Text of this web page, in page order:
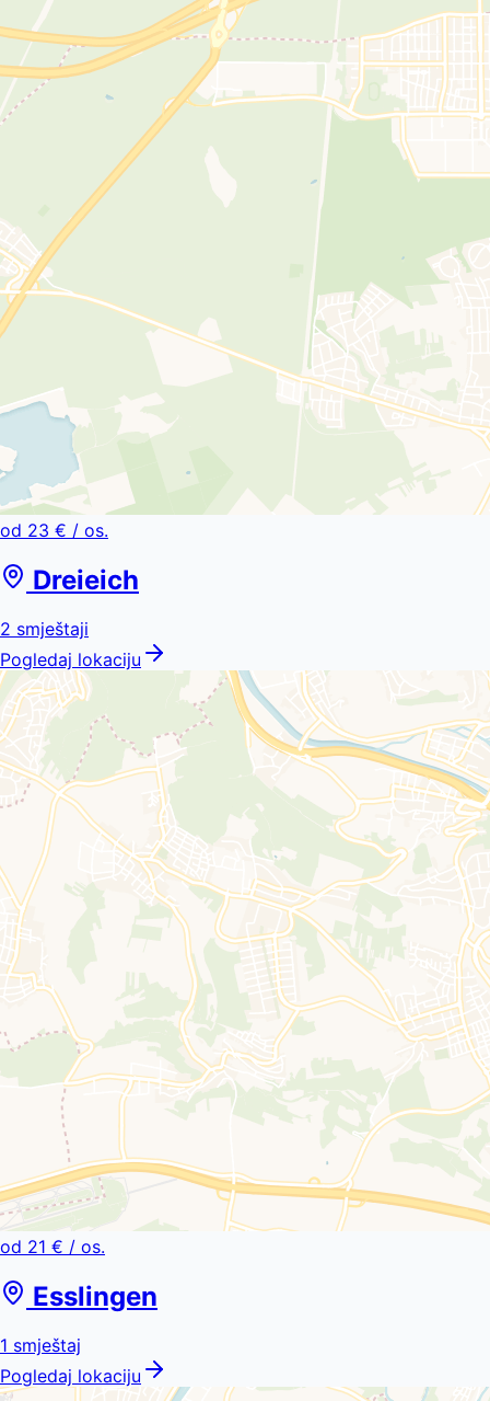
od 23 € / os.
Dreieich
2 smještaji
Pogledaj lokaciju
od 21 € / os.
Esslingen
1 smještaj
Pogledaj lokaciju